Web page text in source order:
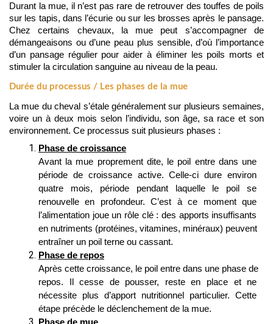
Durant la mue, il n’est pas rare de retrouver des touffes de poils
sur les tapis, dans l’écurie ou sur les brosses après le pansage.
Chez certains chevaux, la mue peut s’accompagner de
démangeaisons ou d’une peau plus sensible, d’où l’importance
d’un pansage régulier pour aider à éliminer les poils morts et
stimuler la circulation sanguine au niveau de la peau.
Durée du processus / Les phases de la mue
La mue du cheval s’étale généralement sur plusieurs semaines,
voire un à deux mois selon l’individu, son âge, sa race et son
environnement. Ce processus suit plusieurs phases :
Phase de croissance
Avant la mue proprement dite, le poil entre dans une
période de croissance active. Celle-ci dure environ
quatre mois, période pendant laquelle le poil se
renouvelle en profondeur. C’est à ce moment que
l’alimentation joue un rôle clé : des apports insuffisants
en nutriments (protéines, vitamines, minéraux) peuvent
entraîner un poil terne ou cassant.
Phase de repos
Après cette croissance, le poil entre dans une phase de
repos. Il cesse de pousser, reste en place et ne
nécessite plus d’apport nutritionnel particulier. Cette
étape précède le déclenchement de la mue.